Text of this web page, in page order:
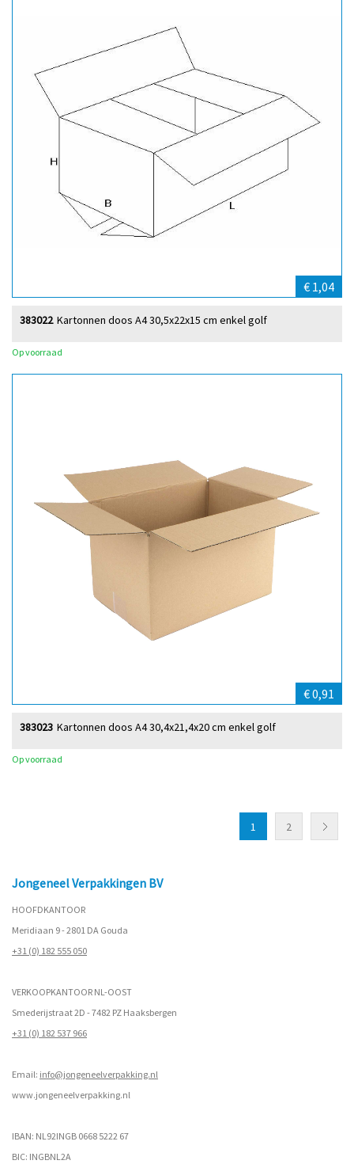
€ 1,04
Kartonnen doos A4 30,5x22x15 cm enkel golf
383022
Op voorraad
€ 0,91
Kartonnen doos A4 30,4x21,4x20 cm enkel golf
383023
Op voorraad
1 2
Jongeneel Verpakkingen BV
HOOFDKANTOOR
Meridiaan 9 - 2801 DA Gouda
+31 (0) 182 555 050
VERKOOPKANTOOR NL-OOST
Smederijstraat 2D - 7482 PZ Haaksbergen
+31 (0) 182 537 966
Email: info@jongeneelverpakking.nl
www.jongeneelverpakking.nl
IBAN: NL92INGB 0668 5222 67
BIC: INGBNL2A